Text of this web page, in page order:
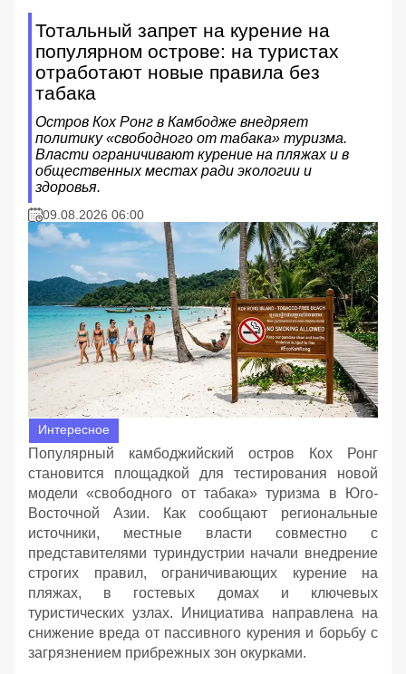
Тотальный запрет на курение на
популярном острове: на туристах
отработают новые правила без
табака
Остров Кох Ронг в Камбодже внедряет
политику «свободного от табака» туризма.
Власти ограничивают курение на пляжах и в
общественных местах ради экологии и
здоровья.
09.08.2026 06:00
Интересное
Популярный камбоджийский остров Кох Ронг
становится площадкой для тестирования новой
модели «свободного от табака» туризма в Юго-
Восточной Азии. Как сообщают региональные
источники, местные власти совместно с
представителями туриндустрии начали внедрение
строгих правил, ограничивающих курение на
пляжах, в гостевых домах и ключевых
туристических узлах. Инициатива направлена на
снижение вреда от пассивного курения и борьбу с
загрязнением прибрежных зон окурками.